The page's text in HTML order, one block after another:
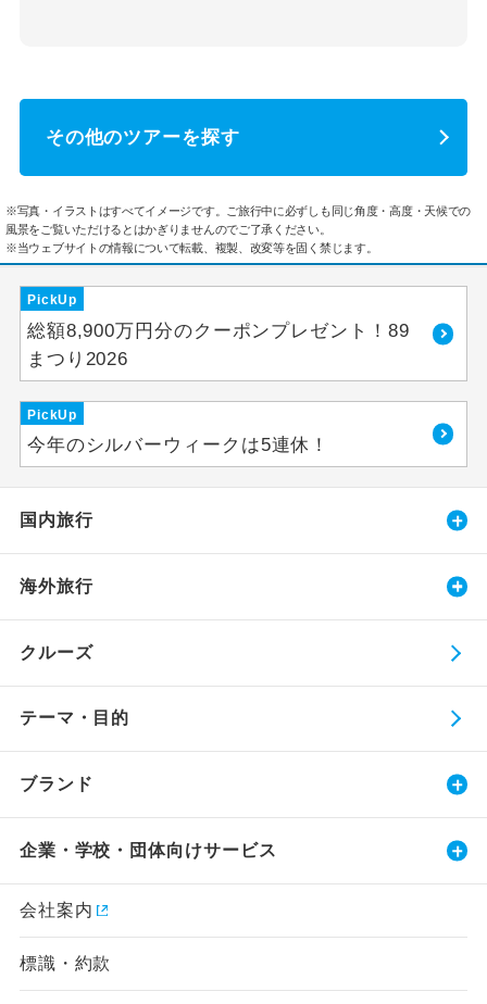
その他のツアーを探す
※写真・イラストはすべてイメージです。ご旅行中に必ずしも同じ角度・高度・天候での
風景をご覧いただけるとはかぎりませんのでご了承ください。
※当ウェブサイトの情報について転載、複製、改変等を固く禁じます。
PickUp
総額8,900万円分のクーポンプレゼント！89
まつり2026
PickUp
今年のシルバーウィークは5連休！
国内旅行
海外旅行
クルーズ
テーマ・目的
ブランド
企業・学校・団体向けサービス
会社案内
標識・約款